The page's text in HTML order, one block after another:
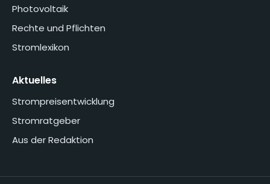
Photovoltaik
Rechte und Pflichten
Stromlexikon
Aktuelles
Strompreisentwicklung
Stromratgeber
Aus der Redaktion